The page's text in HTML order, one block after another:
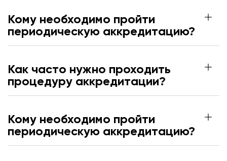
Кому необходимо пройти
периодическую аккредитацию?
Как часто нужно проходить
процедуру аккредитации?
Кому необходимо пройти
периодическую аккредитацию?